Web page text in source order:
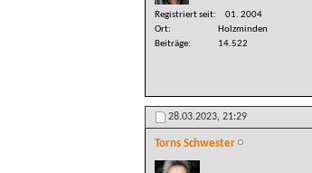
Registriert seit
01. 2004
Ort
Holzminden
Beiträge
14.522
28.03.2023, 21:29
Torns Schwester